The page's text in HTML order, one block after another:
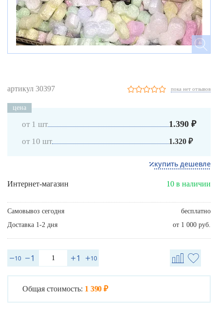
артикул 30397 пока нет отзывов
цена
от 1 шт 1.390 ₽
от 10 шт 1.320 ₽
купить дешевле
Интернет-магазин 10 в наличии
Самовывоз сегодня
бесплатно
Доставка 1-2 дня
от 1 000 руб.
Общая стоимость: 1 390 ₽